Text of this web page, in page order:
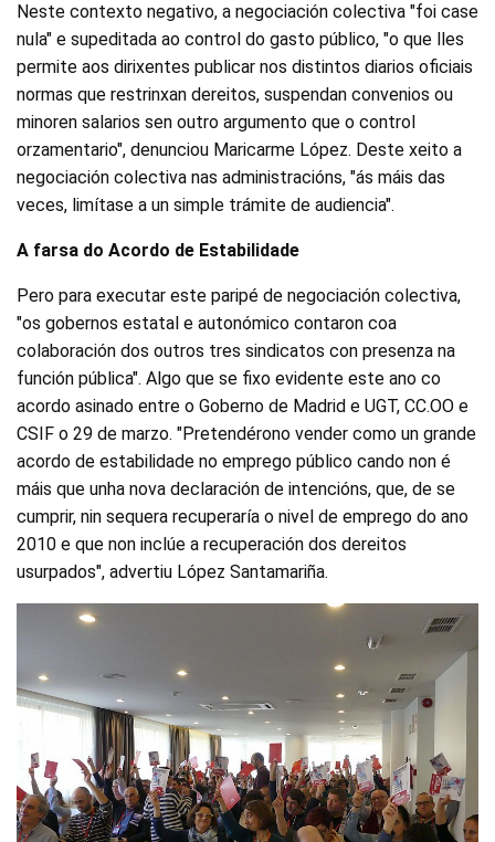
Neste contexto negativo, a negociación colectiva "foi case
nula" e supeditada ao control do gasto público, "o que lles
permite aos dirixentes publicar nos distintos diarios oficiais
normas que restrinxan dereitos, suspendan convenios ou
minoren salarios sen outro argumento que o control
orzamentario", denunciou Maricarme López. Deste xeito a
negociación colectiva nas administracións, "ás máis das
veces, limítase a un simple trámite de audiencia".
A farsa do Acordo de Estabilidade
Pero para executar este paripé de negociación colectiva,
"os gobernos estatal e autonómico contaron coa
colaboración dos outros tres sindicatos con presenza na
función pública". Algo que se fixo evidente este ano co
acordo asinado entre o Goberno de Madrid e UGT, CC.OO e
CSIF o 29 de marzo. "Pretendérono vender como un grande
acordo de estabilidade no emprego público cando non é
máis que unha nova declaración de intencións, que, de se
cumprir, nin sequera recuperaría o nivel de emprego do ano
2010 e que non inclúe a recuperación dos dereitos
usurpados", advertiu López Santamariña.